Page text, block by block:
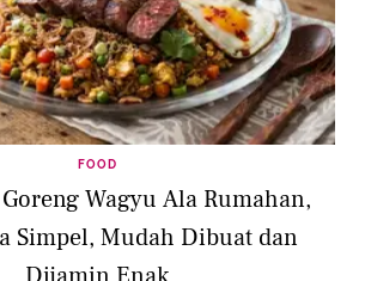
FOOD
Wagyu Ala Rumahan,
Simpel, Mudah Dibuat dan